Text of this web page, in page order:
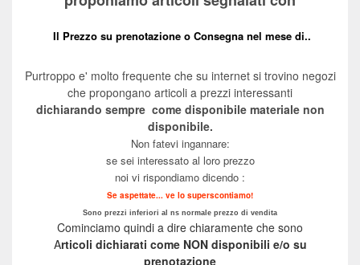
Il Prezzo su prenotazione o Consegna nel mese di..
Purtroppo e' molto frequente che su internet si trovino negozi
che propongano articoli a prezzi interessanti
dichiarando sempre come disponibile materiale non
disponibile.
Non fatevi ingannare:
se sei interessato al loro prezzo
noi vi rispondiamo dicendo :
Se aspettate... ve lo superscontiamo!
Sono prezzi inferiori al ns normale prezzo di vendita
Cominciamo quindi a dire chiaramente che sono
Articoli dichiarati come NON disponibili e/o su
prenotazione